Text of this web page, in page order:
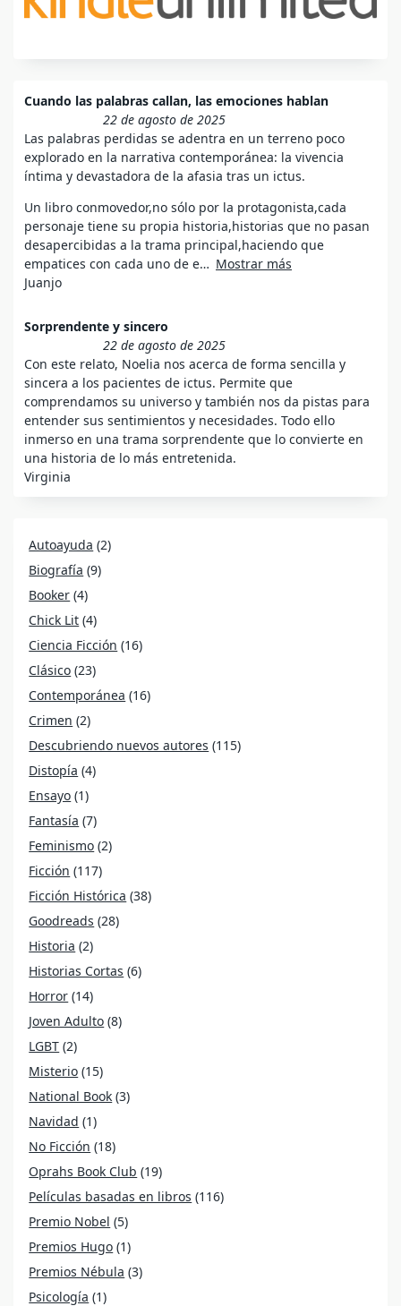
Cuando las palabras callan, las emociones hablan
22 de agosto de 2025
Las palabras perdidas se adentra en un terreno poco
explorado en la narrativa contemporánea: la vivencia
íntima y devastadora de la afasia tras un ictus.
Un libro conmovedor,no sólo por la protagonista,cada
personaje tiene su propia historia,historias que no pasan
desapercibidas a la trama principal,haciendo que
empatices con cada uno de e
Mostrar más
Juanjo
Sorprendente y sincero
22 de agosto de 2025
Con este relato, Noelia nos acerca de forma sencilla y
sincera a los pacientes de ictus. Permite que
comprendamos su universo y también nos da pistas para
entender sus sentimientos y necesidades. Todo ello
inmerso en una trama sorprendente que lo convierte en
una historia de lo más entretenida.
Virginia
Autoayuda (2)
Biografía (9)
Booker (4)
Chick Lit (4)
Ciencia Ficción (16)
Clásico (23)
Contemporánea (16)
Crimen (2)
Descubriendo nuevos autores (115)
Distopía (4)
Ensayo (1)
Fantasía (7)
Feminismo (2)
Ficción (117)
Ficción Histórica (38)
Goodreads (28)
Historia (2)
Historias Cortas (6)
Horror (14)
Joven Adulto (8)
LGBT (2)
Misterio (15)
National Book (3)
Navidad (1)
No Ficción (18)
Oprahs Book Club (19)
Películas basadas en libros (116)
Premio Nobel (5)
Premios Hugo (1)
Premios Nébula (3)
Psicología (1)